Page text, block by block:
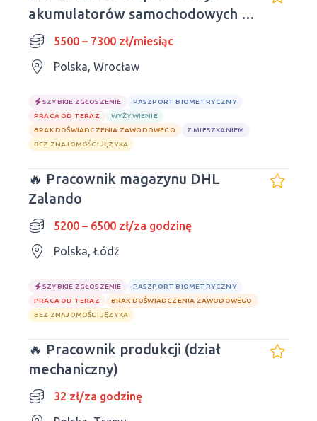
akumulatorów samochodowych |
Wrocław5500 – 7300 zł/miesiąc
Polska, Wrocław
SZYBKIE ZGŁOSZENIE
PASZPORT BIOMETRYCZNY
PRACA OD TERAZ
WYŻYWIENIE
BRAK DOŚWIADCZENIA ZAWODOWEGO
Z MIESZKANIEM
BEZ ZNAJOMOŚCI JĘZYKA
🔥 Pracownik magazynu DHL
Zalando
5200 – 6500 zł/za godzinę
Polska, Łódź
SZYBKIE ZGŁOSZENIE
PASZPORT BIOMETRYCZNY
PRACA OD TERAZ
BRAK DOŚWIADCZENIA ZAWODOWEGO
BEZ ZNAJOMOŚCI JĘZYKA
🔥 Pracownik produkcji (dział
mechaniczny)
32 zł/za godzinę